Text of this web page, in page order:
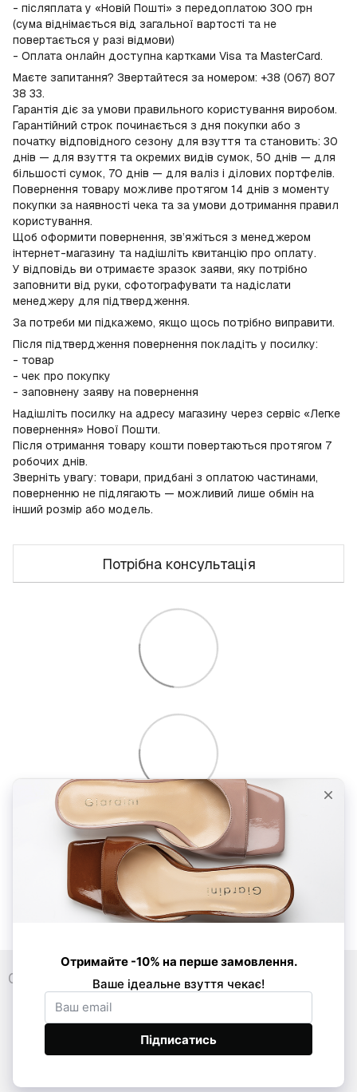
- післяплата у «Новій Пошті» з передоплатою 300 грн
(сума віднімається від загальної вартості та не
повертається у разі відмови)
- Оплата онлайн доступна картками Visa та MasterCard.
Маєте запитання? Звертайтеся за номером: +38 (067) 807
38 33.
Гарантія діє за умови правильного користування виробом.
Гарантійний строк починається з дня покупки або з
початку відповідного сезону для взуття та становить: 30
днів — для взуття та окремих видів сумок, 50 днів — для
більшості сумок, 70 днів — для валіз і ділових портфелів.
Повернення товару можливе протягом 14 днів з моменту
покупки за наявності чека та за умови дотримання правил
користування.
Щоб оформити повернення, зв’яжіться з менеджером
інтернет-магазину та надішліть квитанцію про оплату.
У відповідь ви отримаєте зразок заяви, яку потрібно
заповнити від руки, сфотографувати та надіслати
менеджеру для підтвердження.
За потреби ми підкажемо, якщо щось потрібно виправити.
Після підтвердження повернення покладіть у посилку:
- товар
- чек про покупку
- заповнену заяву на повернення
Надішліть посилку на адресу магазину через сервіс «Легке
повернення» Нової Пошти.
Після отримання товару кошти повертаються протягом 7
робочих днів.
Зверніть увагу: товари, придбані з оплатою частинами,
поверненню не підлягають — можливий лише обмін на
інший розмір або модель.
Потрібна консультація
0 800 33 86 01 089 520-24-16 068 877-03-53
Повна версія сайту